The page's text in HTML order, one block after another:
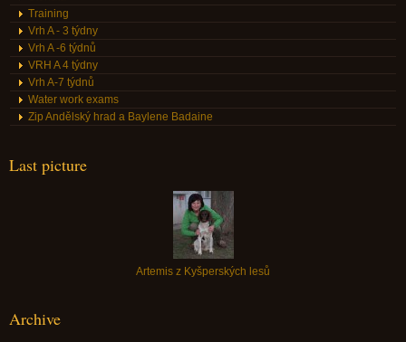
Training
Vrh A - 3 týdny
Vrh A -6 týdnů
VRH A 4 týdny
Vrh A-7 týdnů
Water work exams
Zip Andělský hrad a Baylene Badaine
Last picture
Artemis z Kyšperských lesů
Archive